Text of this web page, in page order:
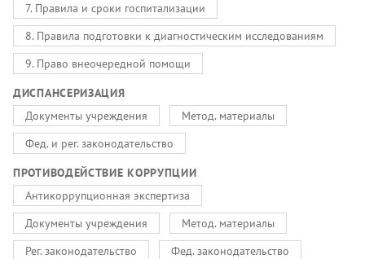
7. Правила и сроки госпитализации
8. Правила подготовки к диагностическим исследованиям
9. Право внеочередной помощи
ДИСПАНСЕРИЗАЦИЯ
Документы учреждения
Метод. материалы
Фед. и рег. законодательство
ПРОТИВОДЕЙСТВИЕ КОРРУПЦИИ
Антикоррупционная экспертиза
Документы учреждения
Метод. материалы
Рег. законодательство
Фед. законодательство